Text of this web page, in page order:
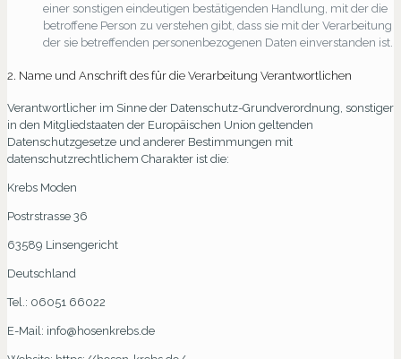
einer sonstigen eindeutigen bestätigenden Handlung, mit der die
betroffene Person zu verstehen gibt, dass sie mit der Verarbeitung
der sie betreffenden personenbezogenen Daten einverstanden ist.
2. Name und Anschrift des für die Verarbeitung Verantwortlichen
Verantwortlicher im Sinne der Datenschutz-Grundverordnung, sonstiger
in den Mitgliedstaaten der Europäischen Union geltenden
Datenschutzgesetze und anderer Bestimmungen mit
datenschutzrechtlichem Charakter ist die:
Krebs Moden
Postrstrasse 36
63589 Linsengericht
Deutschland
Tel.: 06051 66022
E-Mail: info@hosenkrebs.de